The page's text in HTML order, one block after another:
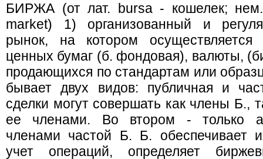
БИРЖА (от лат. bursa - кошелек;
market) 1) организованный и
рынок, на котором осуществляется
ценных бумаг (б. фондовая), валюты,
продающихся по стандартам или
бывает двух видов: публичная и
сделки могут совершать как члены Б.,
ее членами. Во втором - только
членами частой Б. Б. обеспечивает
учет операций, определяет